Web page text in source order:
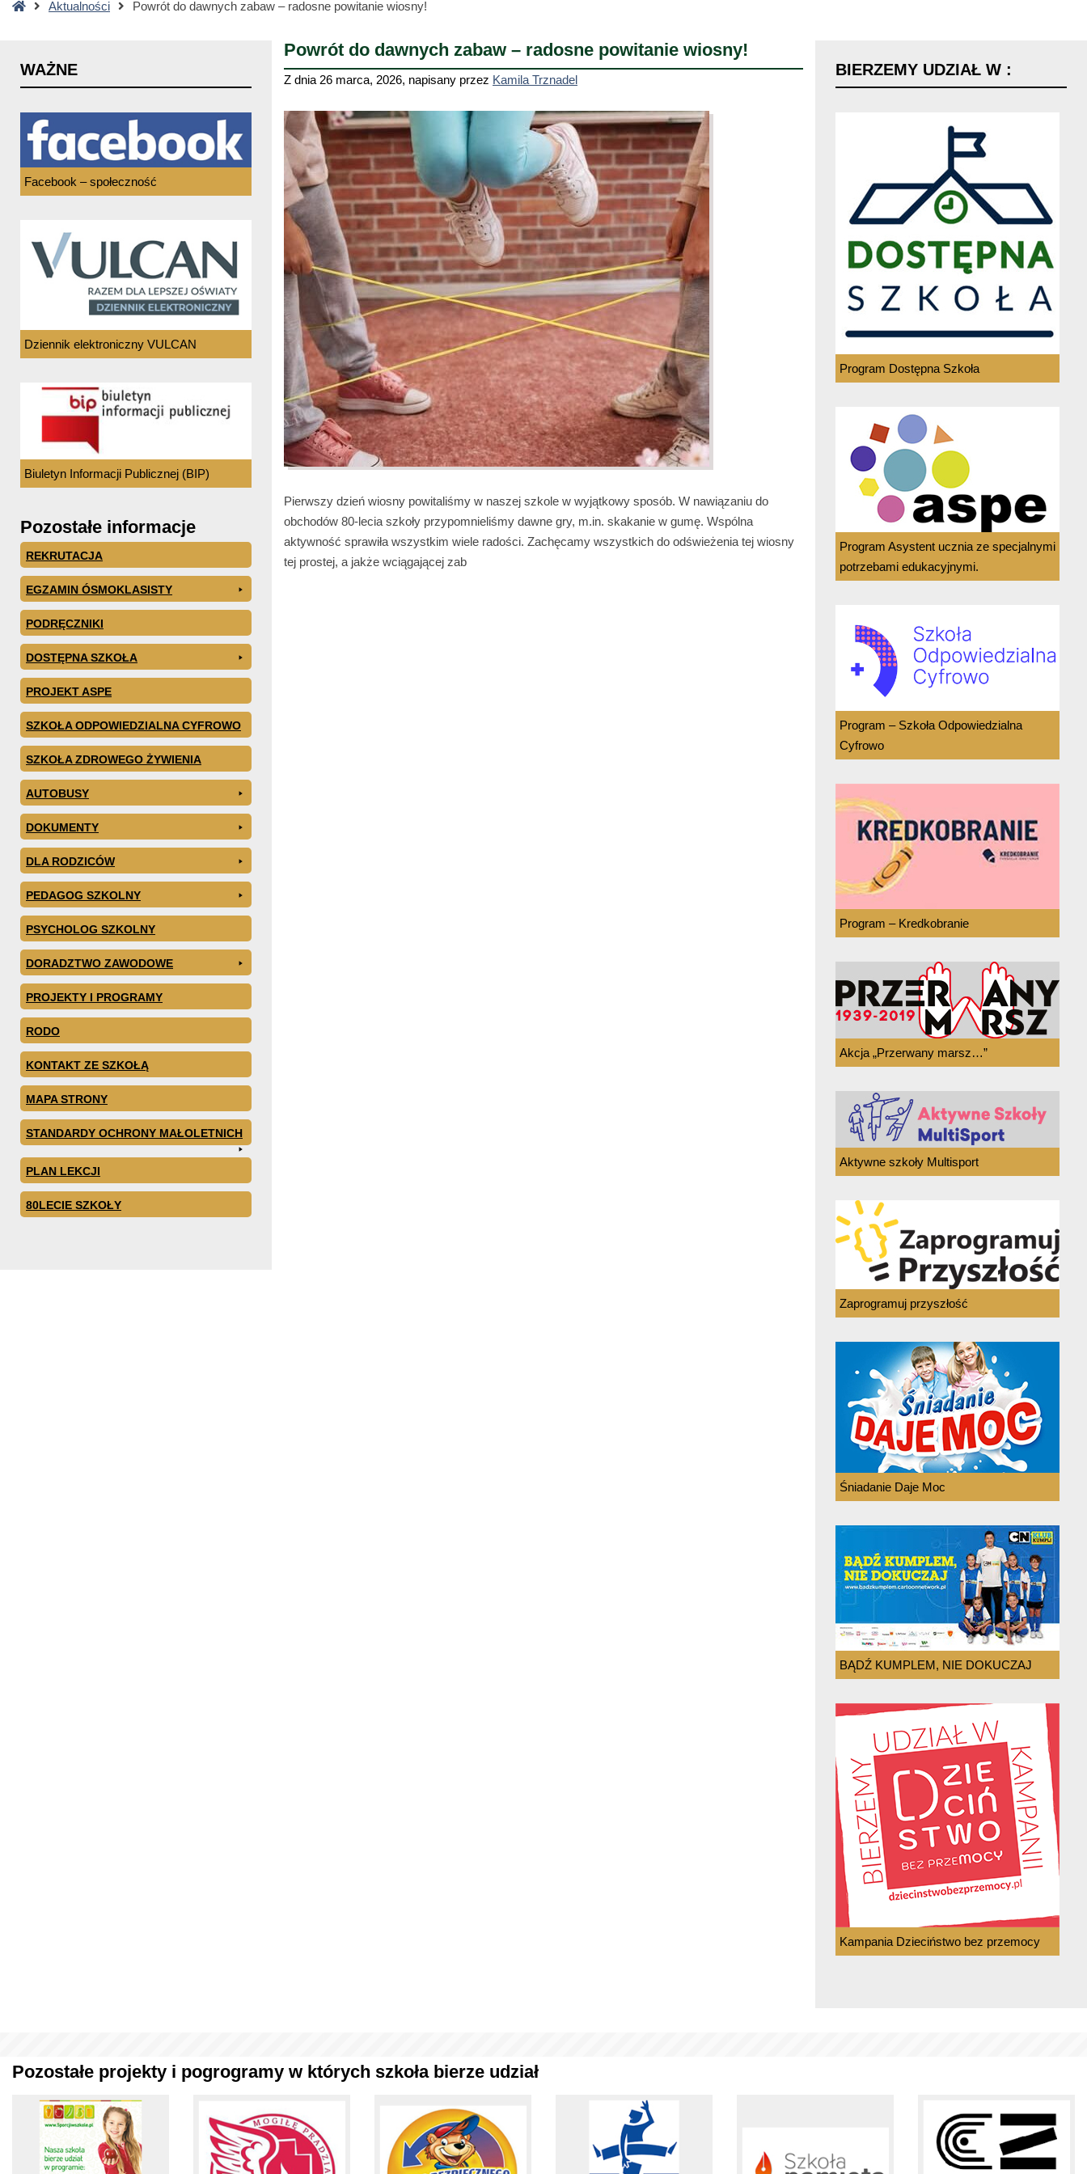
StronaAktualności Powrót do dawnych zabaw – radosne powitanie wiosny!
Powrót do dawnych zabaw – radosne powitanie wiosny!
Z dnia 26 marca, 2026, napisany przez Kamila Trznadel
Pierwszy dzień wiosny powitaliśmy w naszej szkole w wyjątkowy sposób. W nawiązaniu do
obchodów 80-lecia szkoły przypomnieliśmy dawne gry, m.in. skakanie w gumę. Wspólna
aktywność sprawiła wszystkim wiele radości. Zachęcamy wszystkich do odświeżenia tej wiosny
tej prostej, a jakże wciągającej zab
WAŻNE
Facebook – społeczność
Dziennik elektroniczny VULCAN
Biuletyn Informacji Publicznej (BIP)
Pozostałe informacje
REKRUTACJA
EGZAMIN ÓSMOKLASISTY
PODRĘCZNIKI
DOSTĘPNA SZKOŁA
PROJEKT ASPE
SZKOŁA ODPOWIEDZIALNA CYFROWO
SZKOŁA ZDROWEGO ŻYWIENIA
AUTOBUSY
DOKUMENTY
DLA RODZICÓW
PEDAGOG SZKOLNY
PSYCHOLOG SZKOLNY
DORADZTWO ZAWODOWE
PROJEKTY I PROGRAMY
RODO
KONTAKT ZE SZKOŁĄ
MAPA STRONY
STANDARDY OCHRONY MAŁOLETNICH
PLAN LEKCJI
80LECIE SZKOŁY
BIERZEMY UDZIAŁ W :
Program Dostępna Szkoła
Program Asystent ucznia ze specjalnymi
potrzebami edukacyjnymi.
Program – Szkoła Odpowiedzialna
Cyfrowo
Program – Kredkobranie
Akcja „Przerwany marsz…”
Aktywne szkoły Multisport
Zaprogramuj przyszłość
Śniadanie Daje Moc
BĄDŹ KUMPLEM, NIE DOKUCZAJ
Kampania Dzieciństwo bez przemocy
Pozostałe projekty i pogrogramy w których szkoła bierze udział